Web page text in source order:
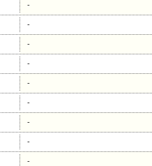
-
-
-
-
-
-
-
-
-